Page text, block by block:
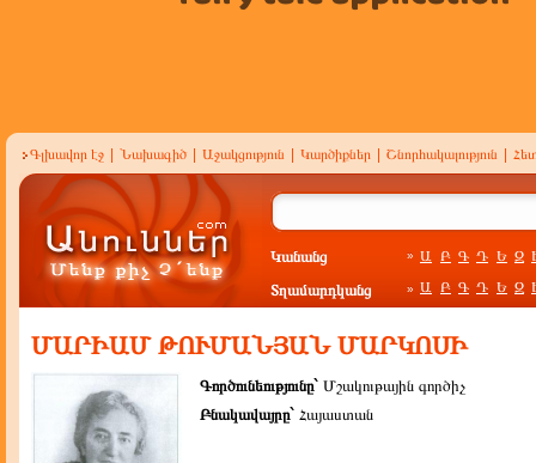
Գլխավոր էջ Նախագիծ Աջակցություն Կարծիքներ Շնորհակալություն
Կանանց » Ա Բ Գ Դ Ե Զ
Տղամարդկանց » Ա Բ Գ Դ Ե Զ
ՄԱՐԻԱՄ ԹՈՒՄԱՆՅԱՆ ՄԱՐԿՈՍԻ
Գործունեությունը` Մշակութային գործիչ
Բնակավայրը` Հայաստան